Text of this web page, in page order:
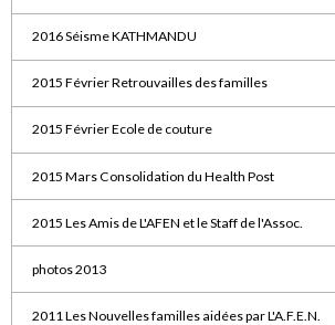
2016 Séisme KATHMANDU
2015 Février Retrouvailles des familles
2015 Février Ecole de couture
2015 Mars Consolidation du Health Post
2015 Les Amis de L'AFEN et le Staff de l'Assoc.
photos 2013
2011 Les Nouvelles familles aidées par L'A.F.E.N.